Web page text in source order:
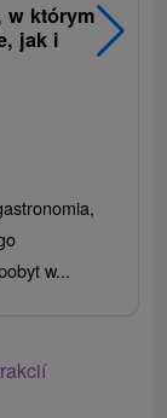
w którym
jak i
w...